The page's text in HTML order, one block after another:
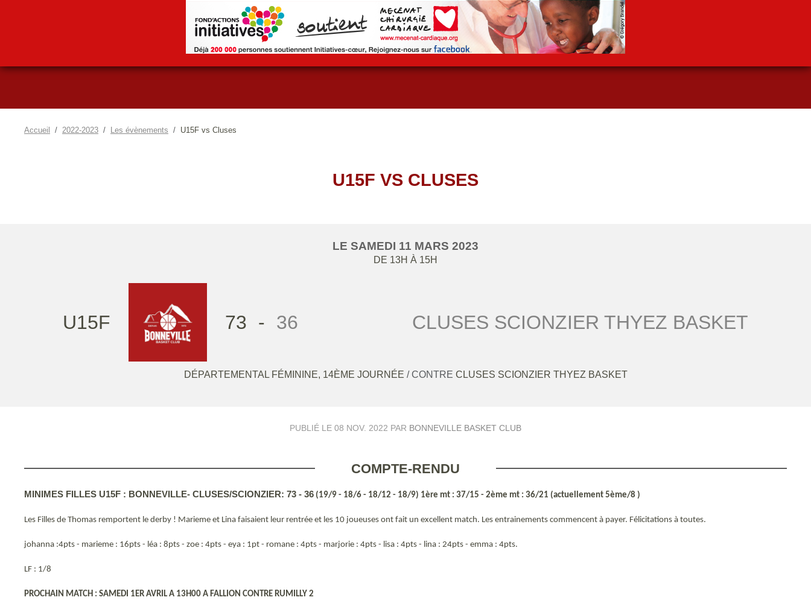
Accueil 2022-2023 Les évènements U15F vs Cluses
U15F VS CLUSES
LE SAMEDI 11 MARS 2023
DE 13H À 15H
U15F 73 - 36 CLUSES SCIONZIER THYEZ BASKET
DÉPARTEMENTAL FÉMININE, 14ÈME JOURNÉE / CONTRE CLUSES SCIONZIER THYEZ BASKET
PUBLIÉ LE 08 NOV. 2022 PAR BONNEVILLE BASKET CLUB
COMPTE-RENDU
MINIMES FILLES U15F : BONNEVILLE- CLUSES/SCIONZIER: 73 - 36 (19/9 - 18/6 - 18/12 - 18/9) 1ère mt : 37/15 - 2ème mt : 36/21 (actuellement 5ème/8 )
Les Filles de Thomas remportent le derby ! Marieme et Lina faisaient leur rentrée et les 10 joueuses ont fait un excellent match. Les entrainements commencent à payer. Félicitations à toutes.
johanna :4pts - marieme : 16pts - léa : 8pts - zoe : 4pts - eya : 1pt - romane : 4pts - marjorie : 4pts - lisa : 4pts - lina : 24pts - emma : 4pts.
LF : 1/8
PROCHAIN MATCH : SAMEDI 1ER AVRIL A 13H00 A FALLION CONTRE RUMILLY 2